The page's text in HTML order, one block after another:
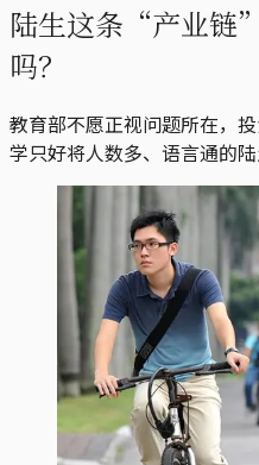
陆生这条“产业链
吗？
教育部不愿正视问题所在，
学只好将人数多、语言通的